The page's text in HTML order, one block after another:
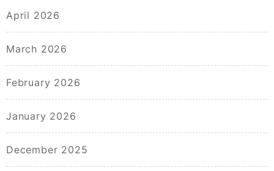
April 2026
March 2026
February 2026
January 2026
December 2025